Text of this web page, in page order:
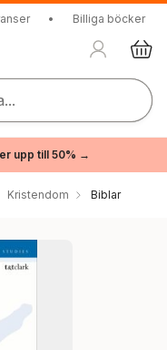
• Billiga böcker
upp till 50% →
Kristendom Biblar